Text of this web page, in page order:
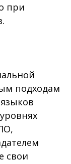
при
подходам
свои